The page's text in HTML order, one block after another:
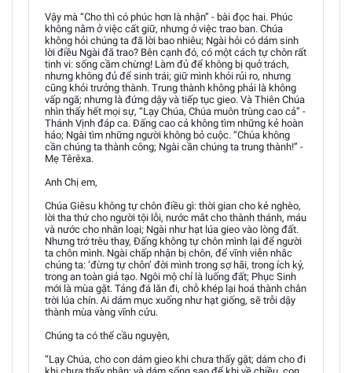
Vậy mà “Cho thì có phúc hơn là nhận” - bài đọc hai. Phúc
không nằm ở việc cất giữ, nhưng ở việc trao ban. Chúa
không hỏi chúng ta đã lời bao nhiêu; Ngài hỏi có dám sinh
lời điều Ngài đã trao? Bên cạnh đó, có một cách tự chôn rất
tinh vi: sống cầm chừng! Làm đủ để không bị quở trách,
nhưng không đủ để sinh trái; giữ mình khỏi rủi ro, nhưng
cũng khỏi trưởng thành. Trung thành không phải là không
vấp ngã; nhưng là đứng dậy và tiếp tục gieo. Và Thiên Chúa
nhìn thấy hết mọi sự, “Lạy Chúa, Chúa muôn trùng cao cả” -
Thánh Vịnh đáp ca. Đấng cao cả không tìm những kẻ hoàn
hảo; Ngài tìm những người không bỏ cuộc. “Chúa không
cần chúng ta thành công; Ngài cần chúng ta trung thành!” -
Mẹ Têrêxa.
Anh Chị em,
Chúa Giêsu không tự chôn điều gì: thời gian cho kẻ nghèo,
lời tha thứ cho người tội lỗi, nước mắt cho thành thánh, máu
và nước cho nhân loại; Ngài như hạt lúa gieo vào lòng đất.
Nhưng trớ trêu thay, Đấng không tự chôn mình lại để người
ta chôn mình. Ngài chấp nhận bị chôn, để vĩnh viễn nhắc
chúng ta: ‘đừng tự chôn’ đời mình trong sợ hãi, trong ích kỷ,
trong an toàn giả tạo. Ngôi mộ chỉ là luống đất; Phục Sinh
mới là mùa gặt. Tảng đá lăn đi, chỗ khép lại hoá thành chân
trời lúa chín. Ai dám mục xuống như hạt giống, sẽ trỗi dậy
thành mùa vàng vĩnh cửu.
Chúng ta có thể cầu nguyện,
“Lạy Chúa, cho con dám gieo khi chưa thấy gặt; dám cho đi